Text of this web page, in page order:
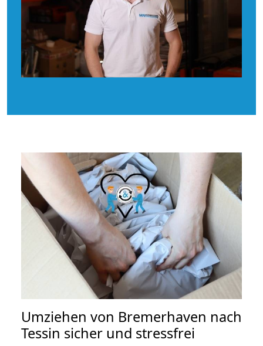
Umziehen von Bremerhaven nach
Tessin sicher und stressfrei